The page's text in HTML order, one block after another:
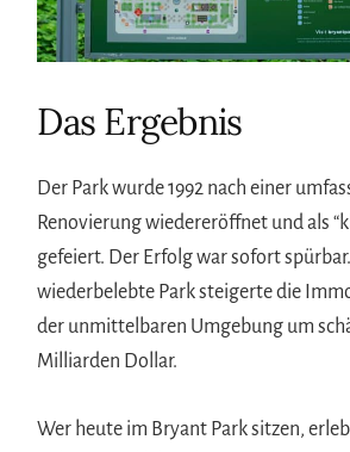
Das Ergebnis
Der Park wurde 1992 nach einer
Renovierung wiedereröffnet und als
gefeiert. Der Erfolg war sofort
wiederbelebte Park steigerte die
der unmittelbaren Umgebung um
Milliarden Dollar.
Wer heute im Bryant Park sitzen,